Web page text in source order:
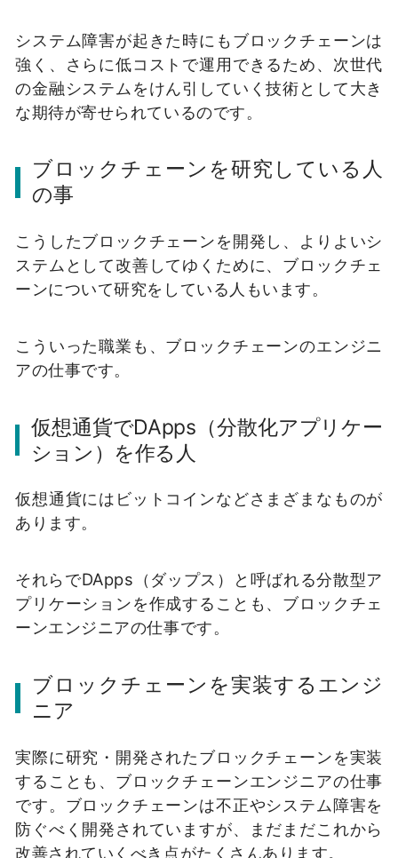
システム障害が起きた時にもブロックチェーンは
強く、さらに低コストで運用できるため、次世代
の金融システムをけん引していく技術として大き
な期待が寄せられているのです。
ブロックチェーンを研究している人
の事
こうしたブロックチェーンを開発し、よりよいシ
ステムとして改善してゆくために、ブロックチェ
ーンについて研究をしている人もいます。
こういった職業も、ブロックチェーンのエンジニ
アの仕事です。
仮想通貨でDApps（分散化アプリケー
ション）を作る人
仮想通貨にはビットコインなどさまざまなものが
あります。
それらでDApps（ダップス）と呼ばれる分散型ア
プリケーションを作成することも、ブロックチェ
ーンエンジニアの仕事です。
ブロックチェーンを実装するエンジ
ニア
実際に研究・開発されたブロックチェーンを実装
することも、ブロックチェーンエンジニアの仕事
です。 ブロックチェーンは不正やシステム障害を
防ぐべく開発されていますが、まだまだこれから
改善されていくべき点がたくさんあります。